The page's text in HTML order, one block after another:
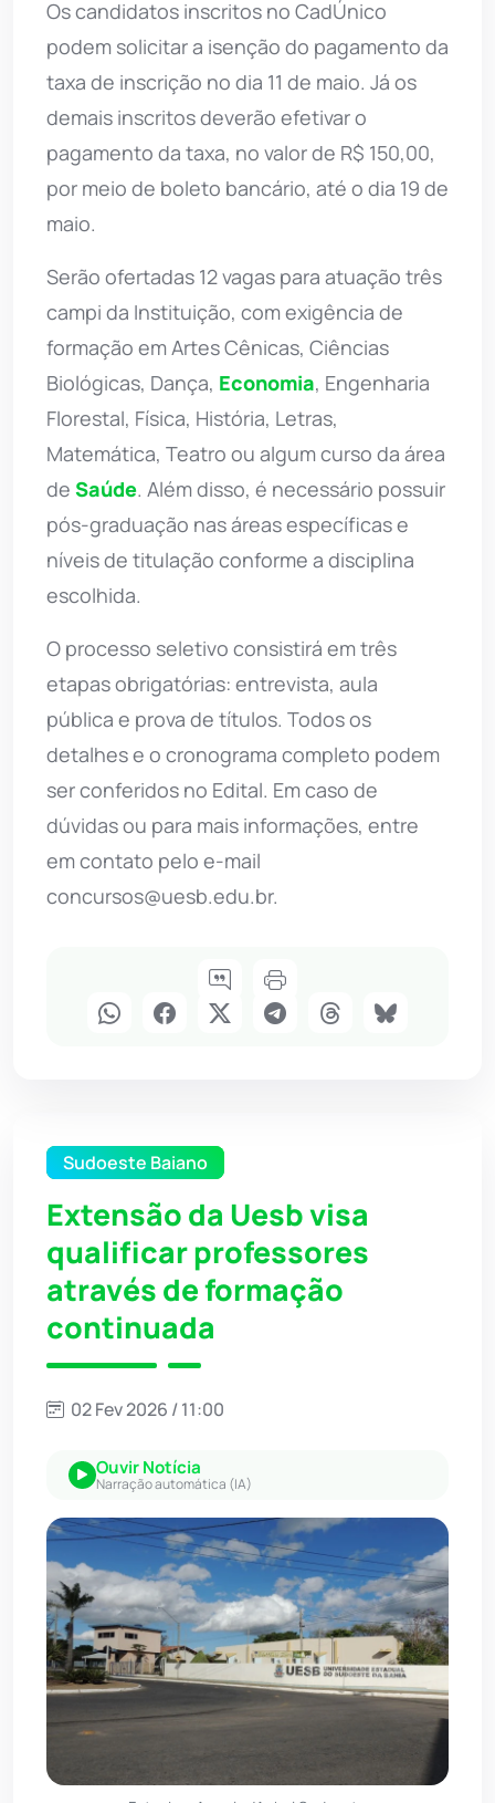
Os candidatos inscritos no CadÚnico
podem solicitar a isenção do pagamento da
taxa de inscrição no dia 11 de maio. Já os
demais inscritos deverão efetivar o
pagamento da taxa, no valor de R$ 150,00,
por meio de boleto bancário, até o dia 19 de
maio.
Serão ofertadas 12 vagas para atuação três
campi da Instituição, com exigência de
formação em Artes Cênicas, Ciências
Biológicas, Dança, Economia, Engenharia
Florestal, Física, História, Letras,
Matemática, Teatro ou algum curso da área
de Saúde. Além disso, é necessário possuir
pós-graduação nas áreas específicas e
níveis de titulação conforme a disciplina
escolhida.
O processo seletivo consistirá em três
etapas obrigatórias: entrevista, aula
pública e prova de títulos. Todos os
detalhes e o cronograma completo podem
ser conferidos no Edital. Em caso de
dúvidas ou para mais informações, entre
em contato pelo e-mail
concursos@uesb.edu.br.
Sudoeste Baiano
Extensão da Uesb visa
qualificar professores
através de formação
continuada
02 Fev 2026 / 11:00
Ouvir Notícia
Narração automática (IA)